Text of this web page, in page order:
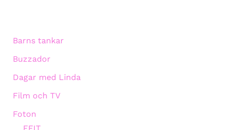
Barns tankar
Buzzador
Dagar med Linda
Film och TV
Foton